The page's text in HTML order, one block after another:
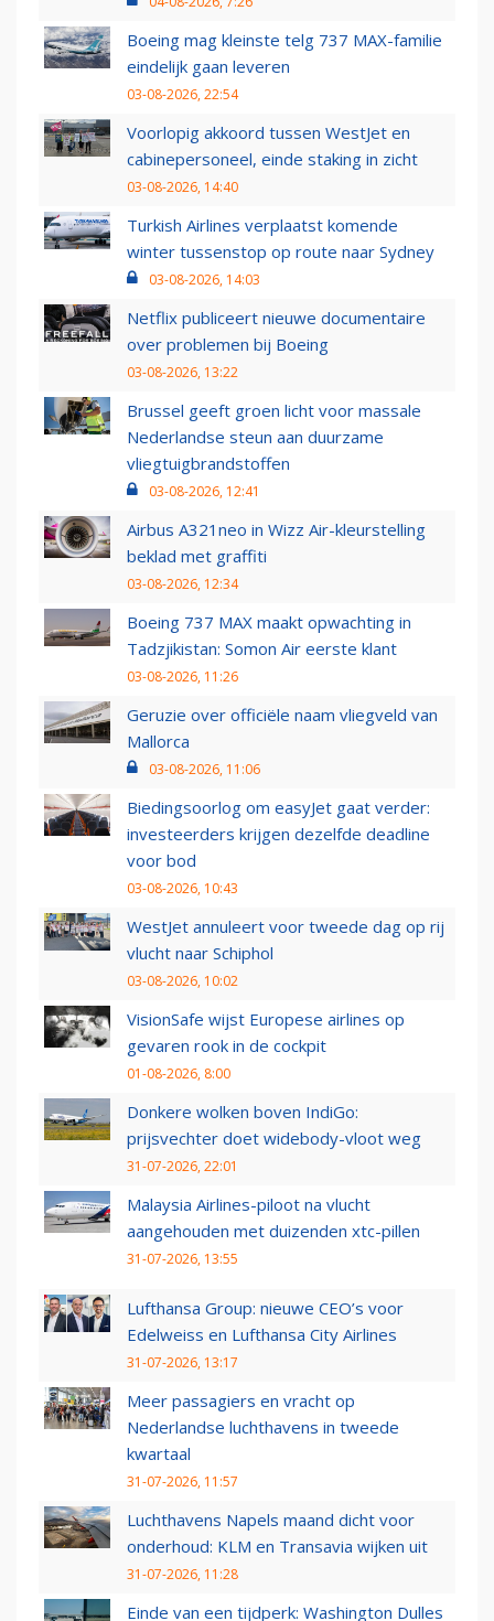
Boeing mag kleinste telg 737 MAX-familie
eindelijk gaan leveren
03-08-2026, 22:54
Voorlopig akkoord tussen WestJet en
cabinepersoneel, einde staking in zicht
03-08-2026, 14:40
Turkish Airlines verplaatst komende
winter tussenstop op route naar Sydney
03-08-2026, 14:03
Netflix publiceert nieuwe documentaire
over problemen bij Boeing
03-08-2026, 13:22
Brussel geeft groen licht voor massale
Nederlandse steun aan duurzame
vliegtuigbrandstoffen
03-08-2026, 12:41
Airbus A321neo in Wizz Air-kleurstelling
beklad met graffiti
03-08-2026, 12:34
Boeing 737 MAX maakt opwachting in
Tadzjikistan: Somon Air eerste klant
03-08-2026, 11:26
Geruzie over officiële naam vliegveld van
Mallorca
03-08-2026, 11:06
Biedingsoorlog om easyJet gaat verder:
investeerders krijgen dezelfde deadline
voor bod
03-08-2026, 10:43
WestJet annuleert voor tweede dag op rij
vlucht naar Schiphol
03-08-2026, 10:02
VisionSafe wijst Europese airlines op
gevaren rook in de cockpit
01-08-2026, 8:00
Donkere wolken boven IndiGo:
prijsvechter doet widebody-vloot weg
31-07-2026, 22:01
Malaysia Airlines-piloot na vlucht
aangehouden met duizenden xtc-pillen
31-07-2026, 13:55
Lufthansa Group: nieuwe CEO’s voor
Edelweiss en Lufthansa City Airlines
31-07-2026, 13:17
Meer passagiers en vracht op
Nederlandse luchthavens in tweede
kwartaal
31-07-2026, 11:57
Luchthavens Napels maand dicht voor
onderhoud: KLM en Transavia wijken uit
31-07-2026, 11:28
Einde van een tijdperk: Washington Dulles